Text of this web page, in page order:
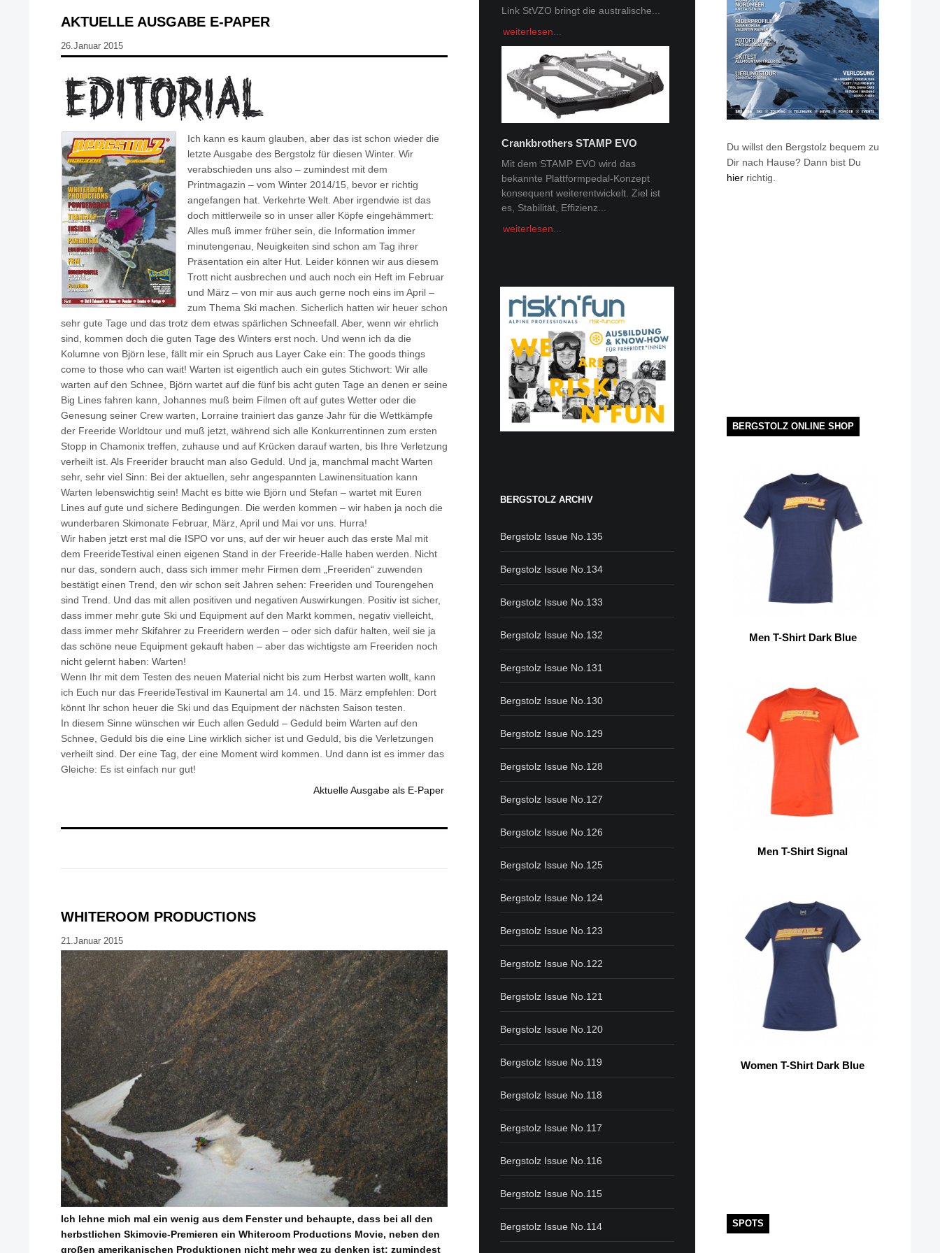
AKTUELLE AUSGABE E-PAPER
26.Januar 2015
Ich kann es kaum glauben, aber das ist schon wieder die
letzte Ausgabe des Bergstolz für diesen Winter. Wir
verabschieden uns also – zumindest mit dem
Printmagazin – vom Winter 2014/15, bevor er richtig
angefangen hat. Verkehrte Welt. Aber irgendwie ist das
doch mittlerweile so in unser aller Köpfe eingehämmert:
Alles muß immer früher sein, die Information immer
minutengenau, Neuigkeiten sind schon am Tag ihrer
Präsentation ein alter Hut. Leider können wir aus diesem
Trott nicht ausbrechen und auch noch ein Heft im Februar
und März – von mir aus auch gerne noch eins im April –
zum Thema Ski machen. Sicherlich hatten wir heuer schon
sehr gute Tage und das trotz dem etwas spärlichen Schneefall. Aber, wenn wir ehrlich
sind, kommen doch die guten Tage des Winters erst noch. Und wenn ich da die
Kolumne von Björn lese, fällt mir ein Spruch aus Layer Cake ein: The goods things
come to those who can wait! Warten ist eigentlich auch ein gutes Stichwort: Wir alle
warten auf den Schnee, Björn wartet auf die fünf bis acht guten Tage an denen er seine
Big Lines fahren kann, Johannes muß beim Filmen oft auf gutes Wetter oder die
Genesung seiner Crew warten, Lorraine trainiert das ganze Jahr für die Wettkämpfe
der Freeride Worldtour und muß jetzt, während sich alle Konkurrentinnen zum ersten
Stopp in Chamonix treffen, zuhause und auf Krücken darauf warten, bis Ihre Verletzung
verheilt ist. Als Freerider braucht man also Geduld. Und ja, manchmal macht Warten
sehr, sehr viel Sinn: Bei der aktuellen, sehr angespannten Lawinensituation kann
Warten lebenswichtig sein! Macht es bitte wie Björn und Stefan – wartet mit Euren
Lines auf gute und sichere Bedingungen. Die werden kommen – wir haben ja noch die
wunderbaren Skimonate Februar, März, April und Mai vor uns. Hurra!
Wir haben jetzt erst mal die ISPO vor uns, auf der wir heuer auch das erste Mal mit
dem FreerideTestival einen eigenen Stand in der Freeride-Halle haben werden. Nicht
nur das, sondern auch, dass sich immer mehr Firmen dem „Freeriden“ zuwenden
bestätigt einen Trend, den wir schon seit Jahren sehen: Freeriden und Tourengehen
sind Trend. Und das mit allen positiven und negativen Auswirkungen. Positiv ist sicher,
dass immer mehr gute Ski und Equipment auf den Markt kommen, negativ vielleicht,
dass immer mehr Skifahrer zu Freeridern werden – oder sich dafür halten, weil sie ja
das schöne neue Equipment gekauft haben – aber das wichtigste am Freeriden noch
nicht gelernt haben: Warten!
Wenn Ihr mit dem Testen des neuen Material nicht bis zum Herbst warten wollt, kann
ich Euch nur das FreerideTestival im Kaunertal am 14. und 15. März empfehlen: Dort
könnt Ihr schon heuer die Ski und das Equipment der nächsten Saison testen.
In diesem Sinne wünschen wir Euch allen Geduld – Geduld beim Warten auf den
Schnee, Geduld bis die eine Line wirklich sicher ist und Geduld, bis die Verletzungen
verheilt sind. Der eine Tag, der eine Moment wird kommen. Und dann ist es immer das
Gleiche: Es ist einfach nur gut!
Aktuelle Ausgabe als E-Paper
WHITEROOM PRODUCTIONS
21.Januar 2015
Ich lehne mich mal ein wenig aus dem Fenster und behaupte, dass bei all den
herbstlichen Skimovie-Premieren ein Whiteroom Productions Movie, neben den
großen amerikanischen Produktionen nicht mehr weg zu denken ist; zumindest
Link StVZO bringt die australische...
weiterlesen...
Crankbrothers STAMP EVO
Mit dem STAMP EVO wird das
bekannte Plattformpedal-Konzept
konsequent weiterentwickelt. Ziel ist
es, Stabilität, Effizienz...
weiterlesen...
Herzstück des Bike Kingdom und
weiterlesen...
Tobi Tritscher x Van Deer
Im Schnee Zuhause Name: Tobi
Trischer Alter: 31Homespot:
Schladming, AustriaSponsoren: Van
BERGSTOLZ ARCHIV
Bergstolz Issue No.135
Bergstolz Issue No.134
Bergstolz Issue No.133
Bergstolz Issue No.132
Bergstolz Issue No.131
Bergstolz Issue No.130
Bergstolz Issue No.129
Bergstolz Issue No.128
Bergstolz Issue No.127
Bergstolz Issue No.126
Bergstolz Issue No.125
Bergstolz Issue No.124
Bergstolz Issue No.123
Bergstolz Issue No.122
Bergstolz Issue No.121
Bergstolz Issue No.120
Bergstolz Issue No.119
Bergstolz Issue No.118
Bergstolz Issue No.117
Bergstolz Issue No.116
Bergstolz Issue No.115
Bergstolz Issue No.114
Du willst den Bergstolz bequem zu
Dir nach Hause? Dann bist Du
hierrichtig.
BERGSTOLZ ONLINE SHOP
Men T-Shirt Dark Blue
Men T-Shirt Signal
Women T-Shirt Dark Blue
SPOTS